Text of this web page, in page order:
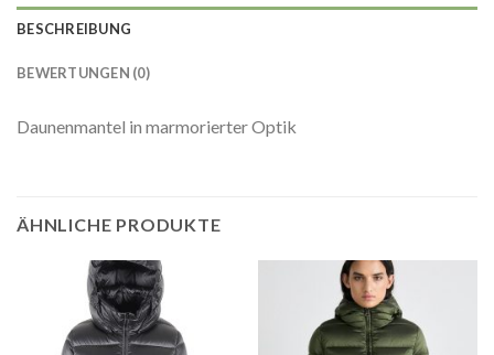
BESCHREIBUNG
BEWERTUNGEN (0)
Daunenmantel in marmorierter Optik
ÄHNLICHE PRODUKTE